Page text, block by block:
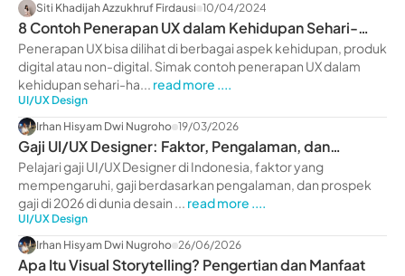
Siti Khadijah Azzukhruf Firdausi 10/04/2024
8 Contoh Penerapan UX dalam Kehidupan Sehari-
Hari, Yuk Liat!
Penerapan UX bisa dilihat di berbagai aspek kehidupan, produk
digital atau non-digital. Simak contoh penerapan UX dalam
kehidupan sehari-ha... read more ....
UI/UX Design
Irhan Hisyam Dwi Nugroho 19/03/2026
Gaji UI/UX Designer: Faktor, Pengalaman, dan
Prospek 2026
Pelajari gaji UI/UX Designer di Indonesia, faktor yang
mempengaruhi, gaji berdasarkan pengalaman, dan prospek
gaji di 2026 di dunia desain ... read more ....
UI/UX Design
Irhan Hisyam Dwi Nugroho 26/06/2026
Apa Itu Visual Storytelling? Pengertian dan Manfaat